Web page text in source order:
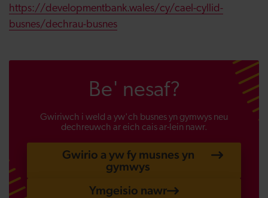
https://developmentbank.wales/cy/cael-cyllid-
busnes/dechrau-busnes
Be' nesaf?
Gwiriwch i weld a yw'ch busnes yn gymwys neu
dechreuwch ar eich cais ar-lein nawr.
Gwirio a yw fy musnes yn
gymwys
Ymgeisio nawr